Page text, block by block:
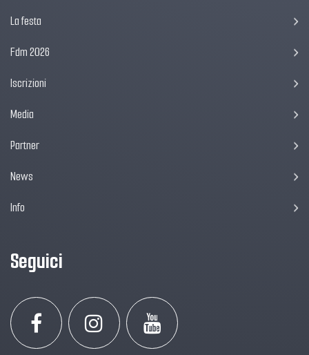
La festa
Fdm 2026
Iscrizioni
Media
Partner
News
Info
Seguici